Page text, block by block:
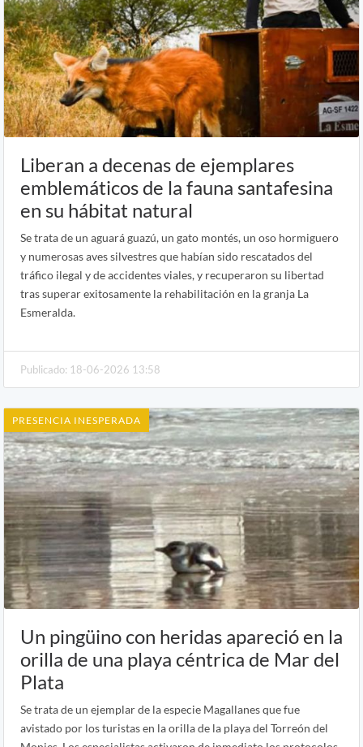
Liberan a decenas de ejemplares
emblemáticos de la fauna santafesina
en su hábitat natural
Se trata de un aguará guazú, un gato montés, un oso hormiguero
y numerosas aves silvestres que habían sido rescatados del
tráfico ilegal y de accidentes viales, y recuperaron su libertad
tras superar exitosamente la rehabilitación en la granja La
Esmeralda.
Publicado: 18-06-2026 13:58
PRESENCIA INESPERADA
Un pingüino con heridas apareció en la
orilla de una playa céntrica de Mar del
Plata
Se trata de un ejemplar de la especie Magallanes que fue
avistado por los turistas en la orilla de la playa del Torreón del